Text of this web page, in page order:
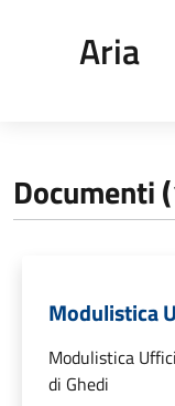
Aria
Documenti
Modulistica
Modulistica
di Ghedi